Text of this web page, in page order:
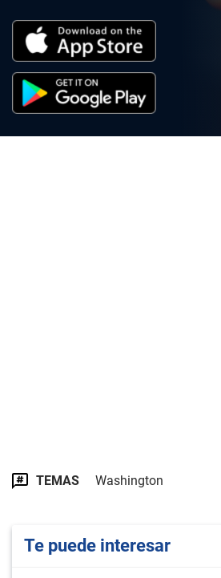
TEMAS Washington
Te puede interesar